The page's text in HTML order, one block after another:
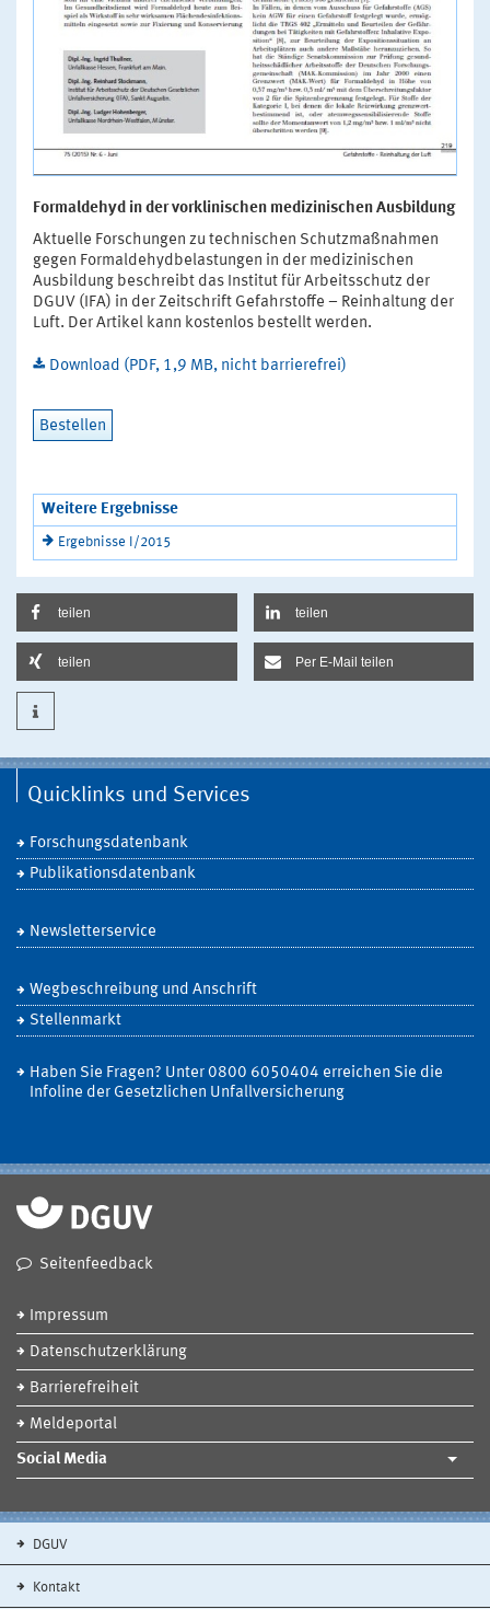
Formaldehyd in der vorklinischen medizinischen Ausbildung
Aktuelle Forschungen zu technischen Schutzmaßnahmen
gegen Formaldehydbelastungen in der medizinischen
Ausbildung beschreibt das Institut für Arbeitsschutz der
DGUV (IFA) in der Zeitschrift Gefahrstoffe – Reinhaltung der
Luft. Der Artikel kann kostenlos bestellt werden.
Download (PDF, 1,9 MB, nicht barrierefrei)
Bestellen
Weitere Ergebnisse
Ergebnisse I/2015
teilen teilen
teilen Per E-Mail teilen
Quicklinks und Services
Forschungsdatenbank
Publikationsdatenbank
Newsletterservice
Wegbeschreibung und Anschrift
Stellenmarkt
Haben Sie Fragen? Unter 0800 6050404 erreichen Sie die
Infoline der Gesetzlichen Unfallversicherung
Seitenfeedback
Impressum
Datenschutzerklärung
Barrierefreiheit
Meldeportal
Social Media
DGUV
Kontakt